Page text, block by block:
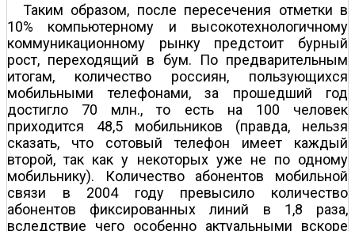
Таким образом, после пересечения отметки в
10% компьютерному и высокотехнологичному
коммуникационному рынку предстоит бурный
рост, переходящий в бум. По предварительным
итогам, количество россиян, пользующихся
мобильными телефонами, за прошедший год
достигло 70 млн., то есть на 100 человек
приходится 48,5 мобильников (правда, нельзя
сказать, что сотовый телефон имеет каждый
второй, так как у некоторых уже не по одному
мобильнику). Количество абонентов мобильной
связи в 2004 году превысило количество
абонентов фиксированных линий в 1,8 раза,
вследствие чего особенно актуальными вскоре